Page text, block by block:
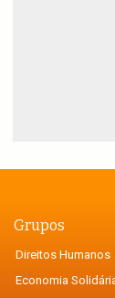
Grupos
Direitos Humanos
Economia